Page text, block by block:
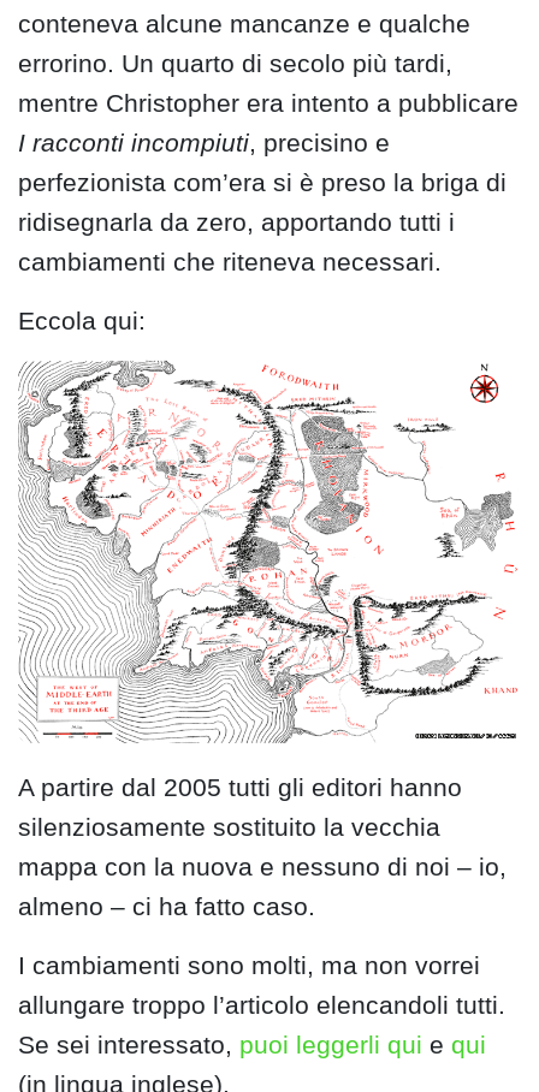
conteneva alcune mancanze e qualche
errorino. Un quarto di secolo più tardi,
mentre Christopher era intento a pubblicare
I racconti incompiuti, precisino e
perfezionista com’era si è preso la briga di
ridisegnarla da zero, apportando tutti i
cambiamenti che riteneva necessari.
Eccola qui:
A partire dal 2005 tutti gli editori hanno
silenziosamente sostituito la vecchia
mappa con la nuova e nessuno di noi – io,
almeno – ci ha fatto caso.
I cambiamenti sono molti, ma non vorrei
allungare troppo l’articolo elencandoli tutti.
Se sei interessato, puoi leggerli qui e qui
(in lingua inglese).